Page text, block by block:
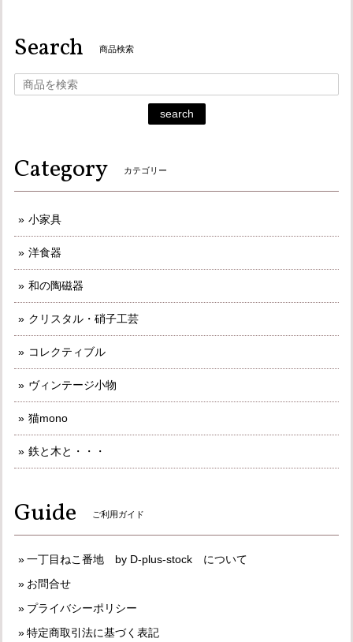
Search 商品検索
search
Category カテゴリー
小家具
洋食器
和の陶磁器
クリスタル・硝子工芸
コレクティブル
ヴィンテージ小物
猫mono
鉄と木と・・・
Guide ご利用ガイド
一丁目ねこ番地 by D-plus-stock について
お問合せ
プライバシーポリシー
特定商取引法に基づく表記